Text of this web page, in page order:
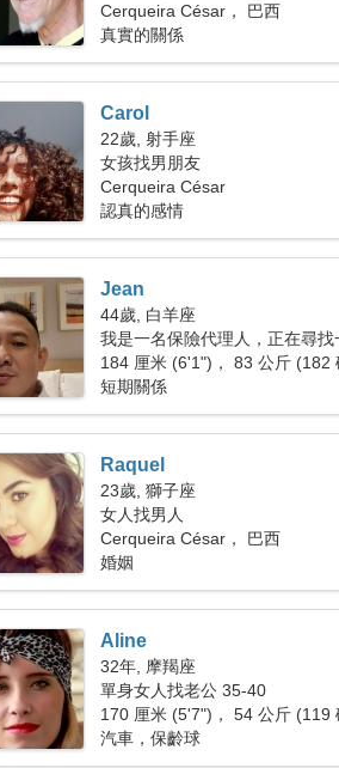
Cerqueira César， 巴西
真實的關係
Carol
22歲, 射手座
女孩找男朋友
Cerqueira César
認真的感情
Jean
44歲, 白羊座
我是一名保險代理人，正在尋
人
184 厘米 (6'1")， 83 公斤 (182
短期關係
Raquel
23歲, 獅子座
女人找男人
Cerqueira César， 巴西
婚姻
Aline
32年, 摩羯座
單身女人找老公 35-40
170 厘米 (5'7")， 54 公斤 (119
汽車，保齡球